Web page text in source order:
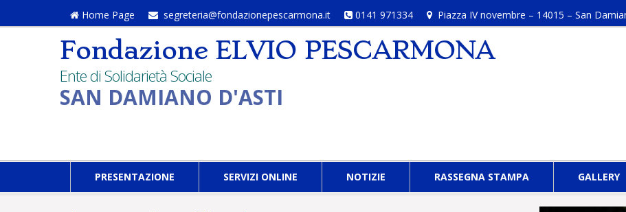
Home Page segreteria@fondazionepescarmona.it 0141 971334 Piazza IV novembre – 14015 – San
Fondazione ELVIO PESCARMONA
Ente di Solidarietà Sociale
SAN DAMIANO D'ASTI
PRESENTAZIONE SERVIZI ONLINE NOTIZIE RASSEGNA STAMPA GALLERY